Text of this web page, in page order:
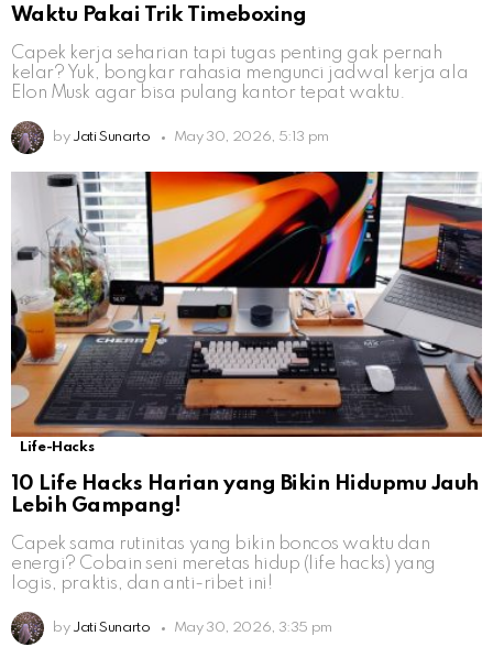
Waktu Pakai Trik Timeboxing
Capek kerja seharian tapi tugas penting gak pernah
kelar? Yuk, bongkar rahasia mengunci jadwal kerja ala
Elon Musk agar bisa pulang kantor tepat waktu.
by Jati Sunarto May 30, 2026, 5:13 pm
Life-Hacks
10 Life Hacks Harian yang Bikin Hidupmu Jauh
Lebih Gampang!
Capek sama rutinitas yang bikin boncos waktu dan
energi? Cobain seni meretas hidup (life hacks) yang
logis, praktis, dan anti-ribet ini!
by Jati Sunarto May 30, 2026, 3:35 pm